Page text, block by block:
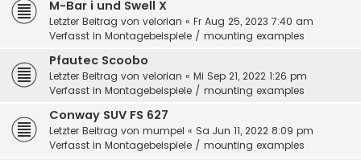
M-Bar i und Swell X
Letzter Beitrag von velorian « Fr Aug 25, 2023 7:40 am
Verfasst in Montagebeispiele / mounting examples
Pfautec Scoobo
Letzter Beitrag von velorian « Mi Sep 21, 2022 1:26 pm
Verfasst in Montagebeispiele / mounting examples
Conway SUV FS 627
Letzter Beitrag von mumpel « Sa Jun 11, 2022 8:09 pm
Verfasst in Montagebeispiele / mounting examples